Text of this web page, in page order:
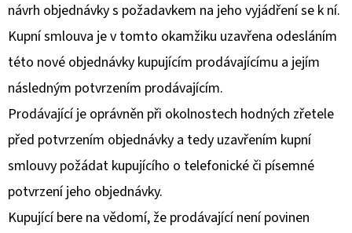
návrh objednávky s požadavkem na jeho vyjádření se k ní.
Kupní smlouva je v tomto okamžiku uzavřena odesláním
této nové objednávky kupujícím prodávajícímu a jejím
následným potvrzením prodávajícím.
Prodávající je oprávněn při okolnostech hodných zřetele
před potvrzením objednávky a tedy uzavřením kupní
smlouvy požádat kupujícího o telefonické či písemné
potvrzení jeho objednávky.
Kupující bere na vědomí, že prodávající není povinen